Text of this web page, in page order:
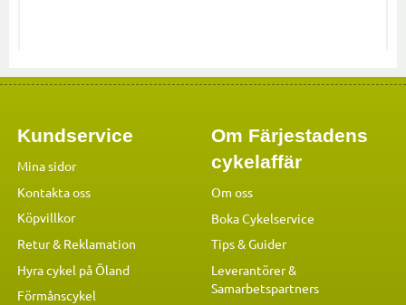
Kundservice
Mina sidor
Kontakta oss
Köpvillkor
Retur & Reklamation
Hyra cykel på Öland
Förmånscykel
Om Färjestadens
cykelaffär
Om oss
Boka Cykelservice
Tips & Guider
Leverantörer &
Samarbetspartners